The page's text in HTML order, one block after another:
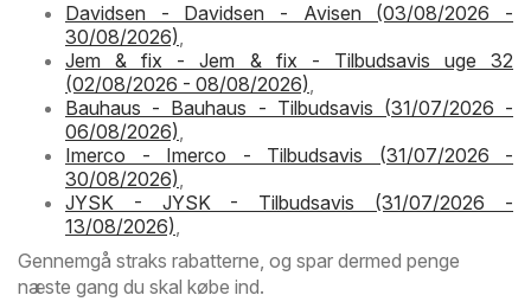
Davidsen - Davidsen - Avisen (03/08/2026 -
30/08/2026),
Jem & fix - Jem & fix - Tilbudsavis uge 32
(02/08/2026 - 08/08/2026),
Bauhaus - Bauhaus - Tilbudsavis (31/07/2026 -
06/08/2026),
Imerco - Imerco - Tilbudsavis (31/07/2026 -
30/08/2026),
JYSK - JYSK - Tilbudsavis (31/07/2026 -
13/08/2026),
Gennemgå straks rabatterne, og spar dermed penge
næste gang du skal købe ind.